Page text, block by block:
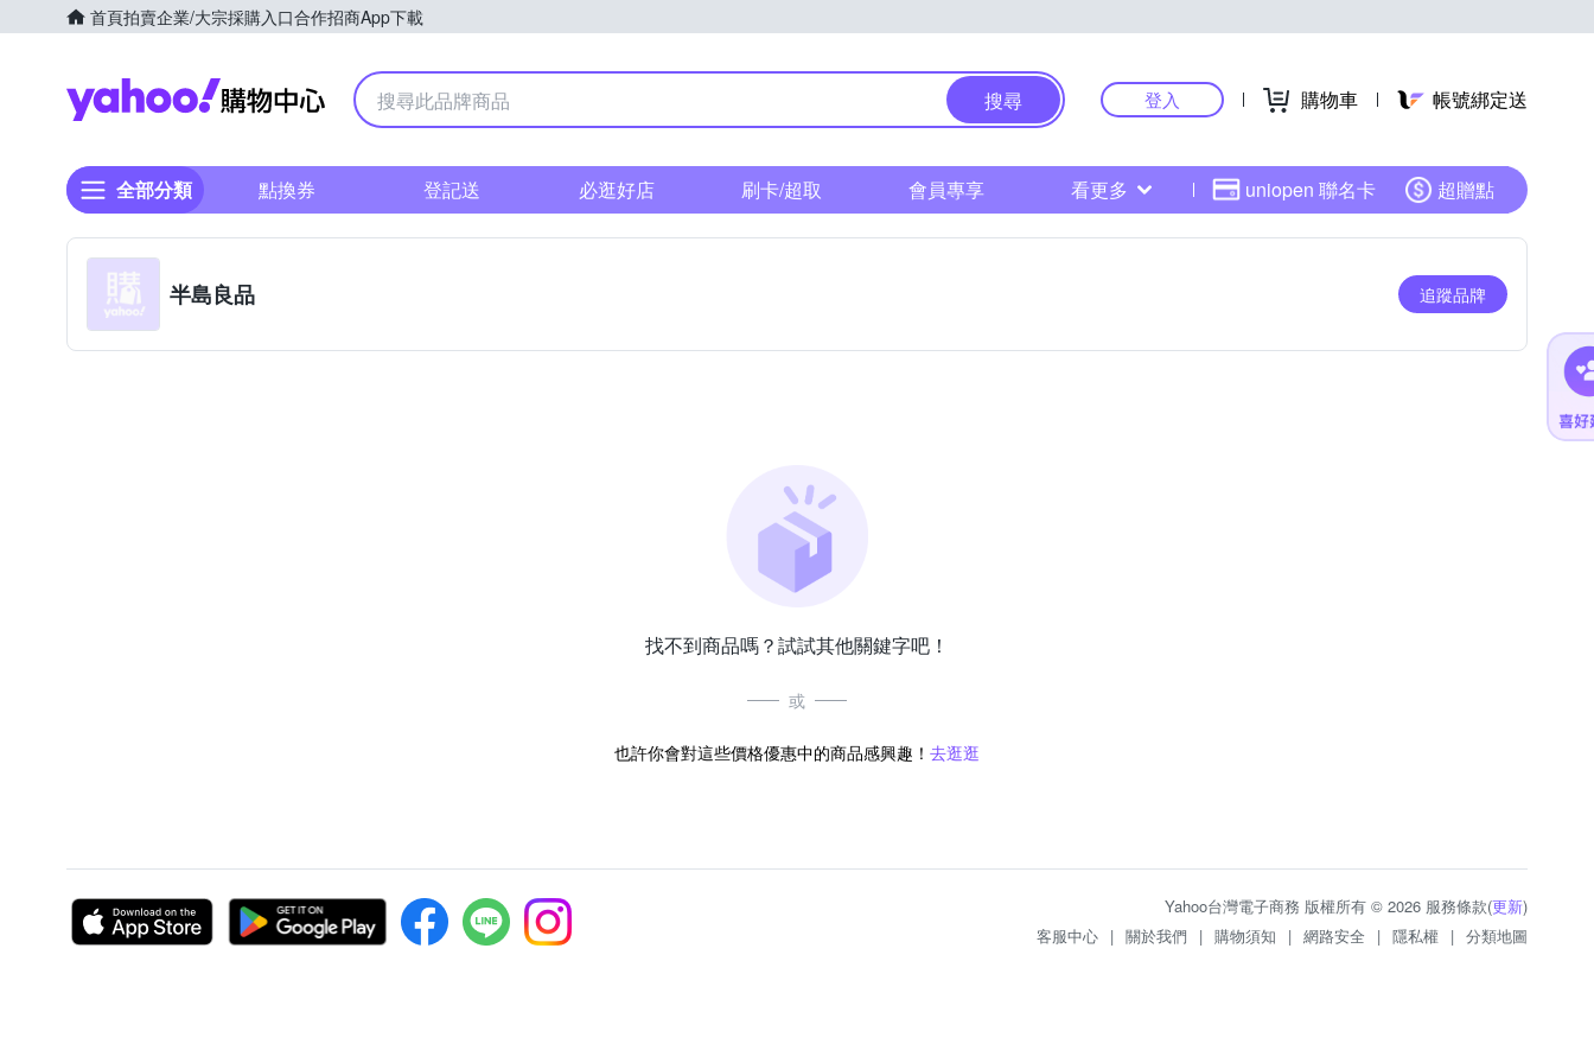
首頁拍賣企業/大宗採購入口合作招商App下載
Yahoo購物中心
搜尋 登入 購物車 帳號綁定送
全部分類 點換券 登記送 必逛好店 刷卡/超取 會員專享 看更多 uniopen 聯名卡 超贈點
半島良品 追蹤品牌
找不到商品嗎？試試其他關鍵字吧！
或
也許你會對這些價格優惠中的商品感興趣！ 去逛逛
Yahoo台灣電子商務 版權所有 © 2026 服務條款(更新)
客服中心 | 關於我們 | 購物須知 | 網路安全 | 隱私權 | 分類地圖